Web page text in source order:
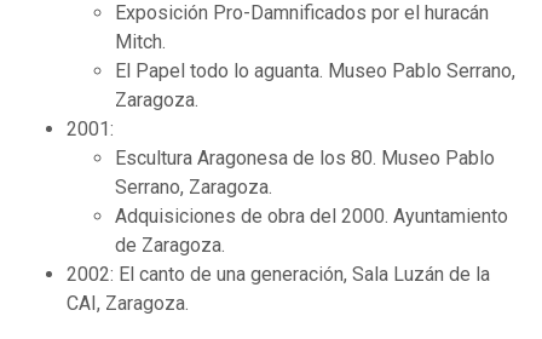
Exposición Pro-Damnificados por el huracán
Mitch.
El Papel todo lo aguanta. Museo Pablo Serrano,
Zaragoza.
2001:
Escultura Aragonesa de los 80. Museo Pablo
Serrano, Zaragoza.
Adquisiciones de obra del 2000. Ayuntamiento
de Zaragoza.
2002: El canto de una generación, Sala Luzán de la
CAI, Zaragoza.